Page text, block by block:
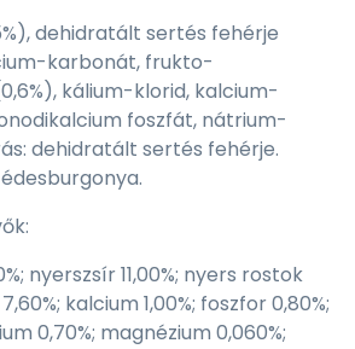
dehidratált sertés fehérje
karbonát, frukto-
kálium-klorid, kalcium-
foszfát, nátrium-
dehidratált sertés fehérje.
nyerszsír 11,00%; nyers rostok
kalcium 1,00%; foszfor 0,80%;
0,70%; magnézium 0,060%;